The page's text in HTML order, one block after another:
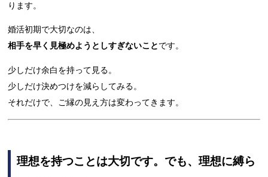
ります。
婚活初期で大切なのは、
相手を早く見極めようとしすぎないこと です。
少しだけ余白を持って見る。
少しだけ決めつけを減らしてみる。
それだけで、ご縁の見え方は変わってきます。
理想を持つことは大切です。でも、理想に縛ら